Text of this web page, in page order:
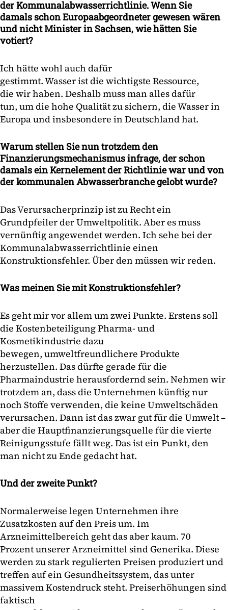
der Kommunalabwasserrichtlinie. Wenn Sie
damals schon Europaabgeordneter gewesen wären
und nicht Minister in Sachsen, wie hätten Sie
votiert?
Ich hätte wohl auch dafür
gestimmt. Wasser ist die wichtigste Ressource,
die wir haben. Deshalb muss man alles dafür
tun, um die hohe Qualität zu sichern, die Wasser in
Europa und insbesondere in Deutschland hat.
Warum stellen Sie nun trotzdem den
Finanzierungsmechanismus infrage, der schon
damals ein Kernelement der Richtlinie war und von
der kommunalen Abwasserbranche gelobt wurde?
Das Verursacherprinzip ist zu Recht ein
Grundpfeiler der Umweltpolitik. Aber es muss
vernünftig angewendet werden. Ich sehe bei der
Kommunalabwasserrichtlinie einen
Konstruktionsfehler. Über den müssen wir reden.
Was meinen Sie mit Konstruktionsfehler?
Es geht mir vor allem um zwei Punkte. Erstens soll
die Kostenbeteiligung Pharma- und
Kosmetikindustrie dazu
bewegen, umweltfreundlichere Produkte
herzustellen. Das dürfte gerade für die
Pharmaindustrie herausfordernd sein. Nehmen wir
trotzdem an, dass die Unternehmen künftig nur
noch Stoffe verwenden, die keine Umweltschäden
verursachen. Dann ist das zwar gut für die Umwelt –
aber die Hauptfinanzierungsquelle für die vierte
Reinigungsstufe fällt weg. Das ist ein Punkt, den
man nicht zu Ende gedacht hat.
Und der zweite Punkt?
Normalerweise legen Unternehmen ihre
Zusatzkosten auf den Preis um. Im
Arzneimittelbereich geht das aber kaum. 70
Prozent unserer Arzneimittel sind Generika. Diese
werden zu stark regulierten Preisen produziert und
treffen auf ein Gesundheitssystem, das unter
massivem Kostendruck steht. Preiserhöhungen sind
faktisch